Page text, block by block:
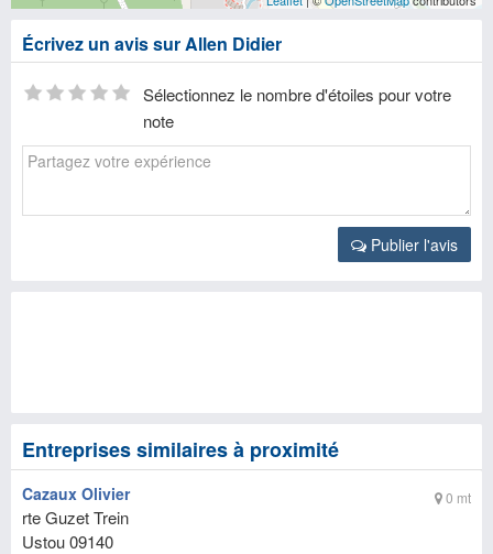
Écrivez un avis sur Allen Didier
Sélectionnez le nombre d'étoiles pour votre
note
Publier l'avis
Entreprises similaires à proximité
0 mt
Cazaux Olivier
rte Guzet Trein
Ustou09140